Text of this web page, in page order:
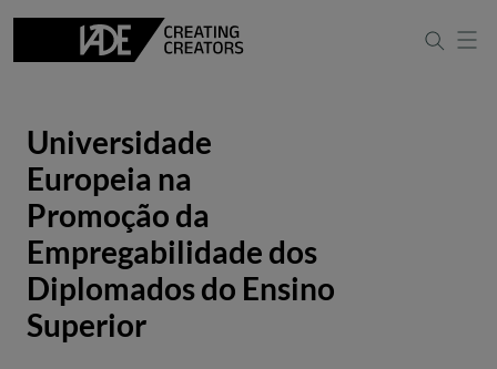
Universidade
Europeia na
Promoção da
Empregabilidade dos
Diplomados do Ensino
Superior